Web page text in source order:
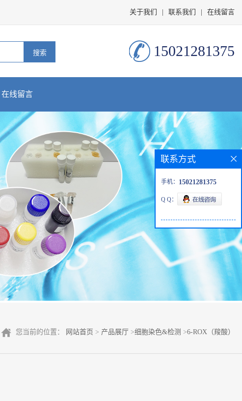
关于我们 联系我们 在线留言
15021281375
在线留言
您当前的位置： 网站首页 > 产品展厅 >细胞染色&检测 >6-ROX（羧酸）
联系方式
手机： 15021281375
Q Q：